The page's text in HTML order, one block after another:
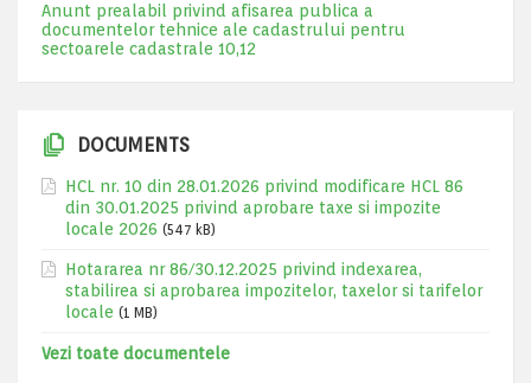
Anunt prealabil privind afisarea publica a
documentelor tehnice ale cadastrului pentru
sectoarele cadastrale 10,12
DOCUMENTS
HCL nr. 10 din 28.01.2026 privind modificare HCL 86
din 30.01.2025 privind aprobare taxe si impozite
locale 2026 (547 kB)
Hotararea nr 86/30.12.2025 privind indexarea,
stabilirea si aprobarea impozitelor, taxelor si tarifelor
locale (1 MB)
Vezi toate documentele